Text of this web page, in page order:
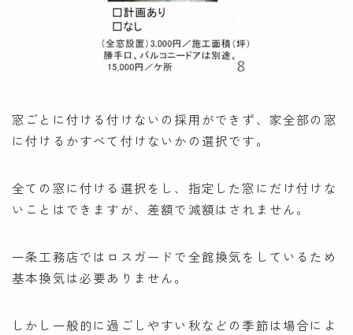
窓ごとに付ける付けないの採用ができず、家全部の窓
に付けるかすべて付けないかの選択です。
全ての窓に付ける選択をし、指定した窓にだけ付けな
いことはできますが、差額で減額はされません。
一条工務店ではロスガードで全館換気をしているため
基本換気は必要ありません。
しかし一般的に過ごしやすい秋などの季節は場合によ